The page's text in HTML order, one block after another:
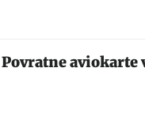
aviokarte